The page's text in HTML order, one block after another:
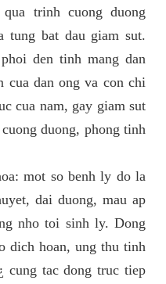
trinh cuong duong
tung bat dau giam sut.
den tinh mang dan
cua dan ong va con chi
cua nam, gay giam sut
duong, phong tinh
mot so benh ly do la
dai duong, mau ap
nho toi sinh ly. Dong
dich hoan, ung thu tinh
cung tac dong truc tiep